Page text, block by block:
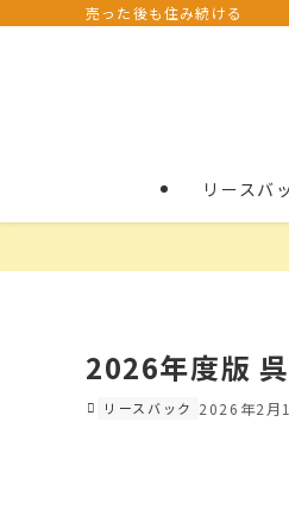
売った後も住み続ける
リースバ
2026年度版
リースバック 2026年2月